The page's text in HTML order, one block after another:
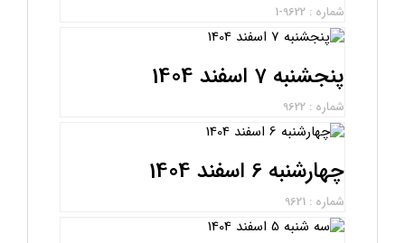
شماره : 9622-1
پنجشنبه 7 اسفند 1404
شماره : 9622
چهارشنبه 6 اسفند 1404
شماره : 9621